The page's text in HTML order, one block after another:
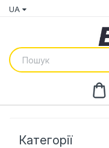
UA
Категорії